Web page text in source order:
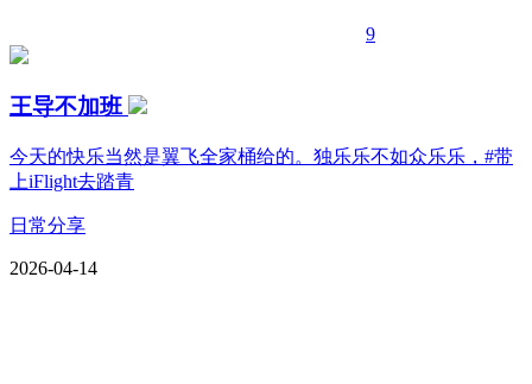
9
王导不加班
今天的快乐当然是翼飞全家桶给的。独乐乐不如众乐乐，#带
上iFlight去踏青
日常分享
2026-04-14